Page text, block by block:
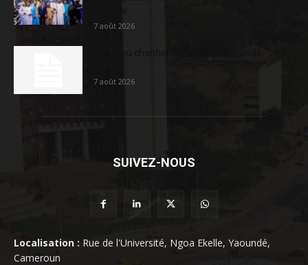
7 août 2026
7 août 2026
SUIVEZ-NOUS
Localisation : Rue de l'Université, Ngoa Ekelle, Yaoundé,
Cameroun